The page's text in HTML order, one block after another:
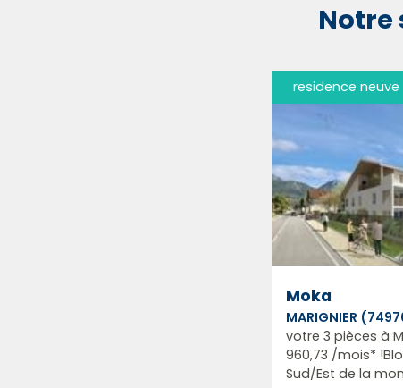
Notre
residence neuve
Moka
MARIGNIER
votre 3 pièces à
960,73 /mois*
Sud/Est de la